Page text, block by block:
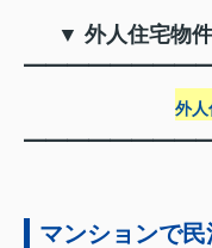
▼ 外人住宅物
外人
マンションで